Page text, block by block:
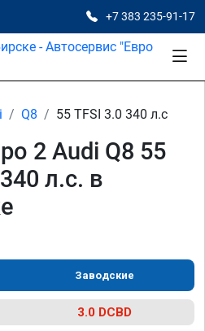
+7 383 235-91-17
Q8 55 TFSI 3.0 340 л.с
2 Audi Q8 55
л.с. в
Заводские
3.0 DCBD